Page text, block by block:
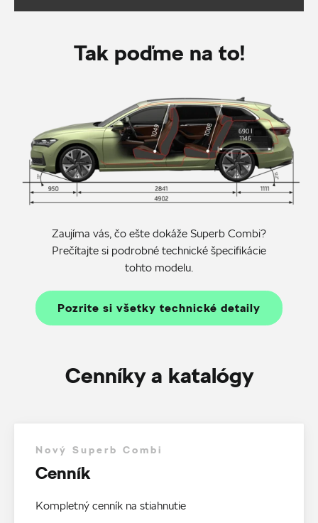
Tak poďme na to!
Zaujíma vás, čo ešte dokáže Superb Combi?
Prečítajte si podrobné technické špecifikácie
tohto modelu.
Pozrite si všetky technické detaily
Cenníky a katalógy
Nový Superb Combi
Cenník
Kompletný cenník na stiahnutie